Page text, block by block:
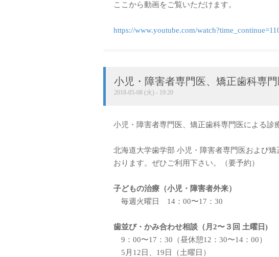
ここから動画をご覧いただけます。
https://www.youtube.com/
小児・障害者専門医、矯正歯科専
2018-05-08 (火) - 19:20
小児・障害者専門医、矯正歯科専門医による診
北海道大学歯学部 小児・障害者専門医および
おります。ぜひご利用下さい。（要予約）
子どもの治療（小児・障害者外来）
毎週火曜日 14：00〜17：30
歯並び・かみ合わせ相談（月2〜３回 土曜日)
9：00〜17：30（昼休憩12：30〜14：00）
5月12日、19日（土曜日）